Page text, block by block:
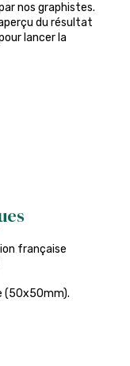
nos graphistes.
du résultat
lancer la
française
(50x50mm).